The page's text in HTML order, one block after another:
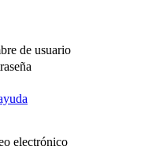
de usuario
electrónico